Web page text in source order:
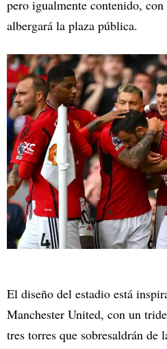
pero igualmente contenido,
albergará la plaza pública.
El diseño del estadio está
Manchester United, con un
tres torres que sobresaldrán de